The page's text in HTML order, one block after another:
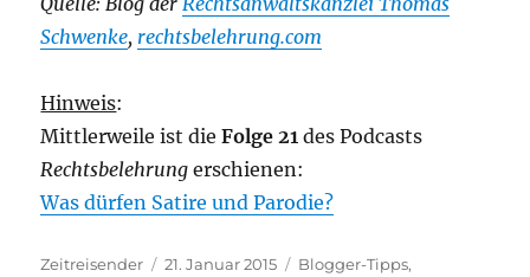
Schwenke, rechtsbelehrung.com
Hinweis:
Mittlerweile ist dieFolge 21des Podcasts
Rechtsbelehrung erschienen:
Was dürfen Satire und Parodie?
Autor
Zeitreisender
Veröffentlicht
21. Januar 2015 Kategorien
Blogger-Tipps,